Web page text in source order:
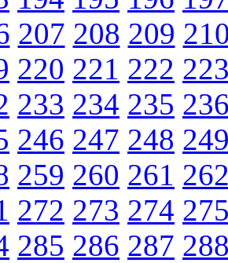
207 208 209
220 221 222
233 234 235
246 247 248
259 260 261
272 273 274
285 286 287